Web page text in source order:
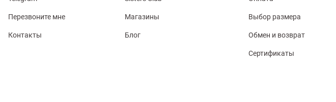
Перезвоните мне
Контакты
Магазины
Блог
Выбор размера
Обмен и возврат
Сертификаты